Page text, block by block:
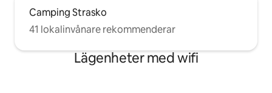
Camping Strasko
41 lokalinvånare rekommenderar
Lägenheter med wifi